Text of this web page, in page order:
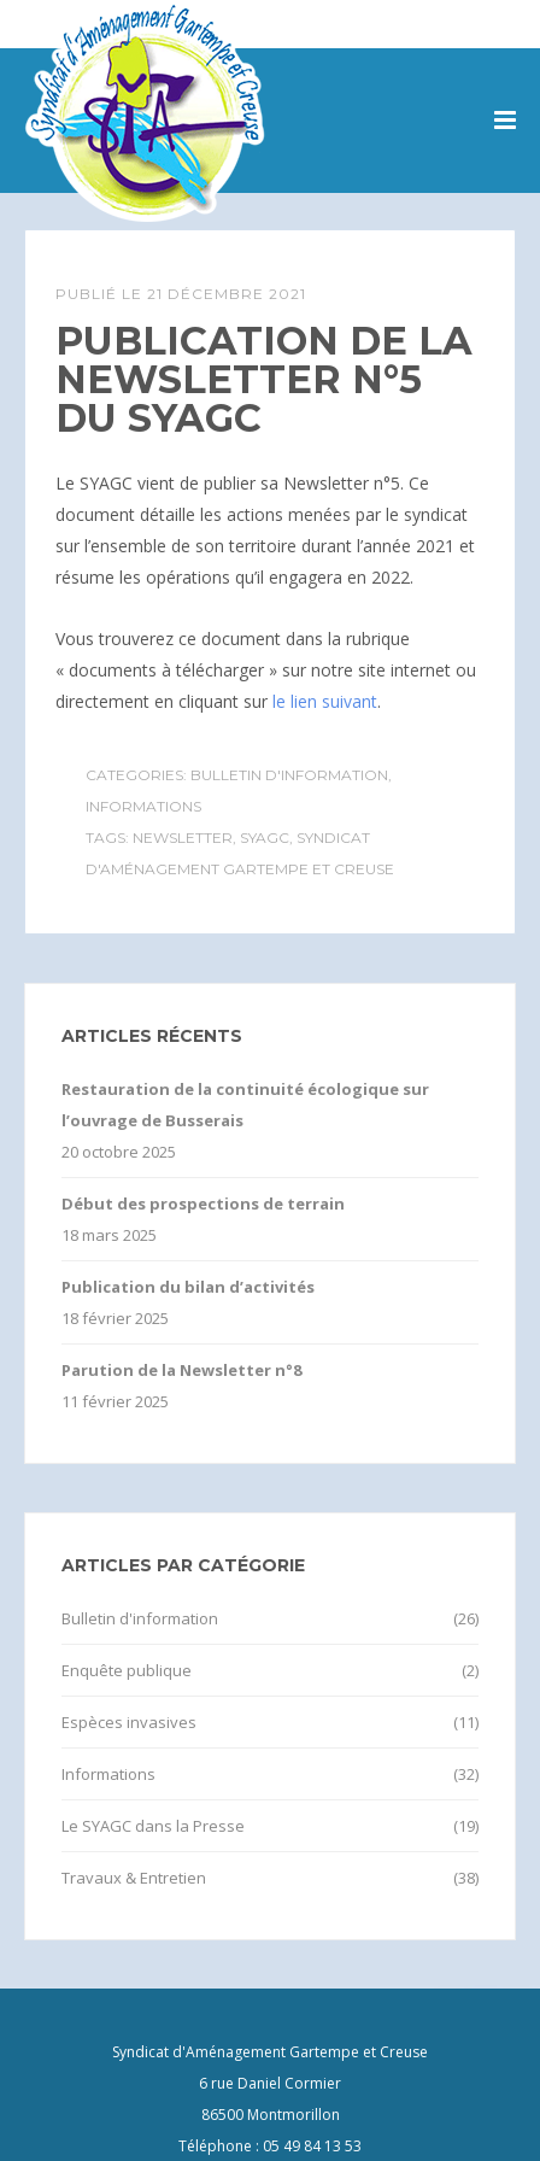
PUBLIÉ LE 21 DÉCEMBRE 2021
PUBLICATION DE LA
NEWSLETTER N°5
DU SYAGC
Le SYAGC vient de publier sa Newsletter n°5. Ce
document détaille les actions menées par le syndicat
sur l’ensemble de son territoire durant l’année 2021 et
résume les opérations qu’il engagera en 2022.
Vous trouverez ce document dans la rubrique
« documents à télécharger » sur notre site internet ou
directement en cliquant sur le lien suivant.
CATEGORIES: BULLETIN D'INFORMATION,
INFORMATIONS
TAGS: NEWSLETTER, SYAGC, SYNDICAT
D'AMÉNAGEMENT GARTEMPE ET CREUSE
ARTICLES RÉCENTS
Restauration de la continuité écologique sur
l’ouvrage de Busserais
20 octobre 2025
Début des prospections de terrain
18 mars 2025
Publication du bilan d’activités
18 février 2025
Parution de la Newsletter n°8
11 février 2025
ARTICLES PAR CATÉGORIE
Bulletin d'information (26)
Enquête publique (2)
Espèces invasives (11)
Informations (32)
Le SYAGC dans la Presse (19)
Travaux & Entretien (38)
Syndicat d'Aménagement Gartempe et Creuse
6 rue Daniel Cormier
86500 Montmorillon
Téléphone : 05 49 84 13 53